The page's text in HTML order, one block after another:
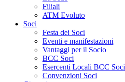
Filiali
ATM Evoluto
Soci
Festa dei Soci
Eventi e manifestazioni
Vantaggi per il Socio
BCC Soci
Esercenti Locali BCC Soci
Convenzioni Soci